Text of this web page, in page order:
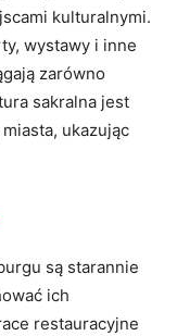
kulturalnymi.
wystawy i inne
zarówno
sakralna jest
ukazując
są starannie
ich
restauracyjne